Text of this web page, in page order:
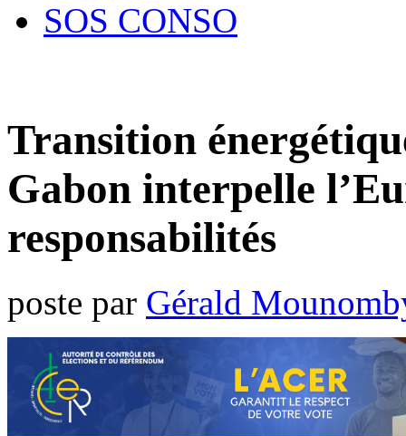
SOS CONSO
Transition
Gabon interpelle
responsabilités
poste par Gérald